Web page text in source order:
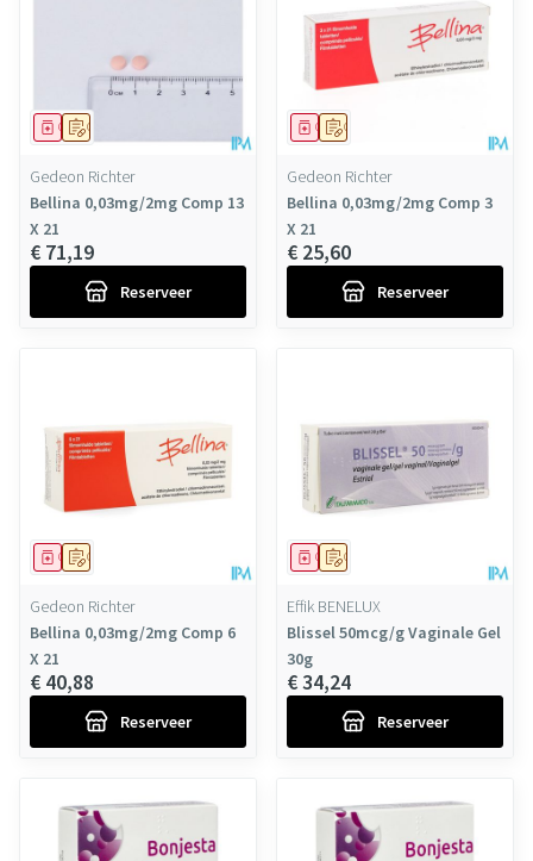
Op voorschrift
Geneesmiddel
Gedeon Richter
Bellina 0,03mg/2mg Comp 13
X 21
€ 71,19
Reserveer
Op voorschrift
Geneesmiddel
Gedeon Richter
Bellina 0,03mg/2mg Comp 3
X 21
€ 25,60
Reserveer
Op voorschrift
Geneesmiddel
Gedeon Richter
Bellina 0,03mg/2mg Comp 6
X 21
€ 40,88
Reserveer
Op voorschrift
Geneesmiddel
Effik BENELUX
Blissel 50mcg/g Vaginale Gel
30g
€ 34,24
Reserveer